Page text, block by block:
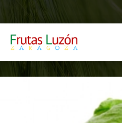
LECHUGA